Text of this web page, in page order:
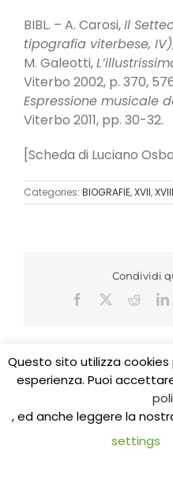
BIBL. – A. Carosi,Il
tipografia viterbese, IV)
M. Galeotti,
Viterbo 2002, p. 370,
Espressione musicale
Viterbo 2011, pp. 30-32.
[Scheda di Luciano
Categories: BIOGRAFIE,XVII,XVIII
Condividi
Facebook
Reddit
Copyright 2017 CEDIDO
E-mail:
Questo sito utilizza
esperienza. Puoi
, ed anche leggere la
settings